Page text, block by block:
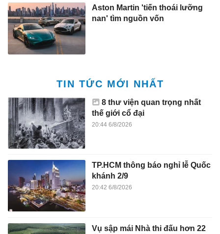
Aston Martin 'tiến thoái lưỡng
nan' tìm nguồn vốn
TIN TỨC MỚI NHẤT
8 thư viện quan trọng nhất
thế giới cổ đại
20:44 6/8/2026
TP.HCM thông báo nghỉ lễ Quốc
khánh 2/9
20:42 6/8/2026
Vụ sập mái Nhà thi đấu hơn 22